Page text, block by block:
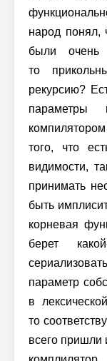
народ понял,
были очень
то
рекурсию?
параметры
того, что
видимости,
принимать
быть
корневая
берет
параметр
в
то
всего пришли